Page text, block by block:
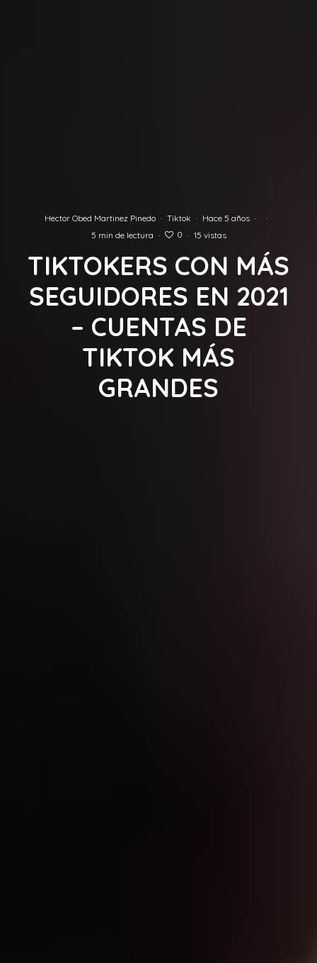
Hector Obed Martinez Pinedo · Tiktok · Hace 5 años ·
·
5 min de lectura · 0 · 15 vistas
TIKTOKERS CON MÁS
SEGUIDORES EN 2021
– CUENTAS DE
TIKTOK MÁS
GRANDES